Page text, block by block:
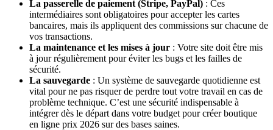
La passerelle de paiement (Stripe, PayPal) : Ces
intermédiaires sont obligatoires pour accepter les cartes
bancaires, mais ils appliquent des commissions sur chacune de
vos transactions.
La maintenance et les mises à jour : Votre site doit être mis
à jour régulièrement pour éviter les bugs et les failles de
sécurité.
La sauvegarde : Un système de sauvegarde quotidienne est
vital pour ne pas risquer de perdre tout votre travail en cas de
problème technique. C’est une sécurité indispensable à
intégrer dès le départ dans votre budget pour créer boutique
en ligne prix 2026 sur des bases saines.